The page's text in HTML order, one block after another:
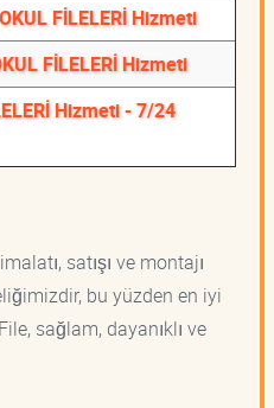
FİLELERİ Hizmeti
FİLELERİ Hizmeti
Hizmeti - 7/24
satışı ve montajı
bu yüzden en iyi
sağlam, dayanıklı ve